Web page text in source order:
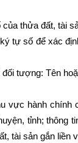
thửa đất, tài
tự số để xác
đối tượng: Tên
vực hành chính
tỉnh; thông
tài sản gắn liền